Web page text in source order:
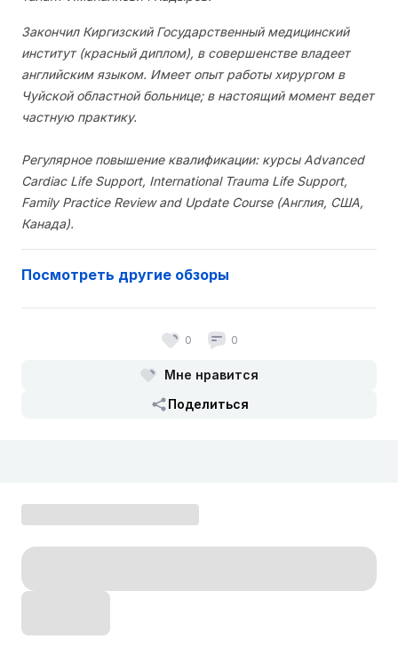
Закончил Киргизский Государственный медицинский
институт (красный диплом), в совершенстве владеет
английским языком. Имеет опыт работы хирургом в
Чуйской областной больнице; в настоящий момент ведет
частную практику.
Регулярное повышение квалификации: курсы Advanced
Cardiac Life Support, International Trauma Life Support,
Family Practice Review and Update Course (Англия, США,
Канада).
Посмотреть другие обзоры
0 0
Мне нравится
Поделиться